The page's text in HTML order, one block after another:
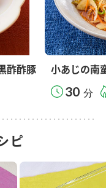
酢酢豚 小あじの南
30 分
ピ